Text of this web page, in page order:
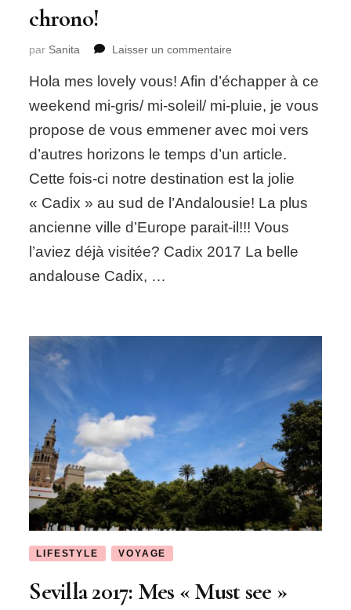
chrono!
par Sanita Laisser un commentaire
2017:
En
une
journée
chrono!
Hola mes lovely vous! Afin d’échapper à ce
weekend mi-gris/ mi-soleil/ mi-pluie, je vous
propose de vous emmener avec moi vers
d’autres horizons le temps d’un article.
Cette fois-ci notre destination est la jolie
« Cadix » au sud de l’Andalousie! La plus
ancienne ville d’Europe parait-il!!! Vous
l’aviez déjà visitée? Cadix 2017 La belle
andalouse Cadix, …
LIFESTYLE VOYAGE
Sevilla 2017: Mes « Must see »